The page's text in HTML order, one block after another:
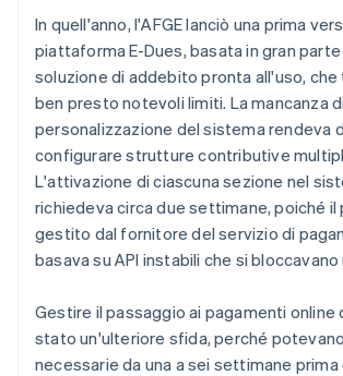
In quell'anno, l'AFGE lanciò una prima
piattaforma E-Dues, basata in gran parte
soluzione di addebito pronta all'uso,
ben presto notevoli limiti. La mancanza
personalizzazione del sistema rendeva
configurare strutture contributive
L'attivazione di ciascuna sezione nel
richiedeva circa due settimane, poiché il
gestito dal fornitore del servizio di
basava su API instabili che si
Gestire il passaggio ai pagamenti online
stato un'ulteriore sfida, perché
necessarie da una a sei settimane